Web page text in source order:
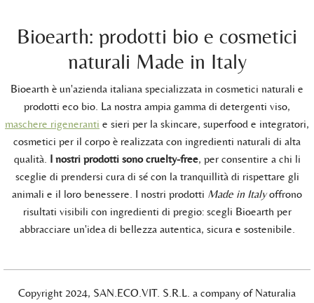
Bioearth: prodotti bio e cosmetici
naturali Made in Italy
Bioearth è un'azienda italiana specializzata in cosmetici naturali e
prodotti eco bio. La nostra ampia gamma di detergenti viso,
maschere rigeneranti e sieri per la skincare, superfood e integratori,
cosmetici per il corpo è realizzata con ingredienti naturali di alta
qualità. I nostri prodotti sono cruelty-free, per consentire a chi li
sceglie di prendersi cura di sé con la tranquillità di rispettare gli
animali e il loro benessere. I nostri prodotti Made in Italyoffrono
risultati visibili con ingredienti di pregio: scegli Bioearth per
abbracciare un'idea di bellezza autentica, sicura e sostenibile.
Copyright 2024, SAN.ECO.VIT. S.R.L. a company of Naturalia